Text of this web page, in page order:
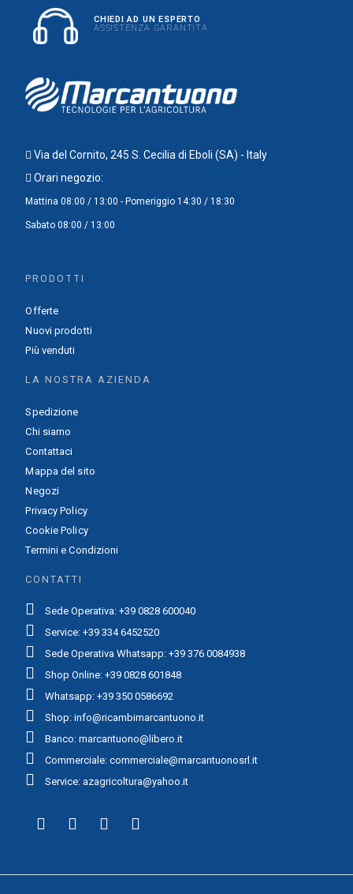
CHIEDI AD UN ESPERTO
ASSISTENZA GARANTITA
Via del Cornito, 245 S. Cecilia di Eboli (SA) - Italy
Orari negozio:
Mattina 08:00 / 13:00 - Pomeriggio 14:30 / 18:30
Sabato 08:00 / 13:00
PRODOTTI
Offerte
Nuovi prodotti
Più venduti
LA NOSTRA AZIENDA
Spedizione
Chi siamo
Contattaci
Mappa del sito
Negozi
Privacy Policy
Cookie Policy
Termini e Condizioni
CONTATTI
Sede Operativa: +39 0828 600040
Service: +39 334 6452520
Sede Operativa Whatsapp: +39 376 0084938
Shop Online: +39 0828 601848
Whatsapp: +39 350 0586692
Shop: info@ricambimarcantuono.it
Banco: marcantuono@libero.it
Commerciale: commerciale@marcantuonosrl.it
Service: azagricoltura@yahoo.it